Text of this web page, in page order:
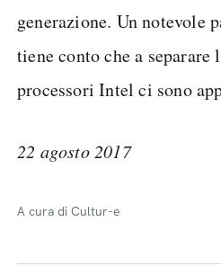
generazione. Un notevole
tiene conto che a
processori Intel ci sono
22 agosto 2017
A cura di Cultur-e